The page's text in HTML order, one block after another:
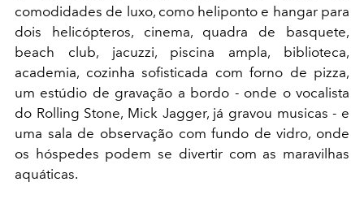
comodidades de luxo, como heliponto e hangar para
dois helicópteros, cinema, quadra de basquete,
beach club, jacuzzi, piscina ampla, biblioteca,
academia, cozinha sofisticada com forno de pizza,
um estúdio de gravação a bordo - onde o vocalista
do Rolling Stone, Mick Jagger, já gravou musicas - e
uma sala de observação com fundo de vidro, onde
os hóspedes podem se divertir com as maravilhas
aquáticas.